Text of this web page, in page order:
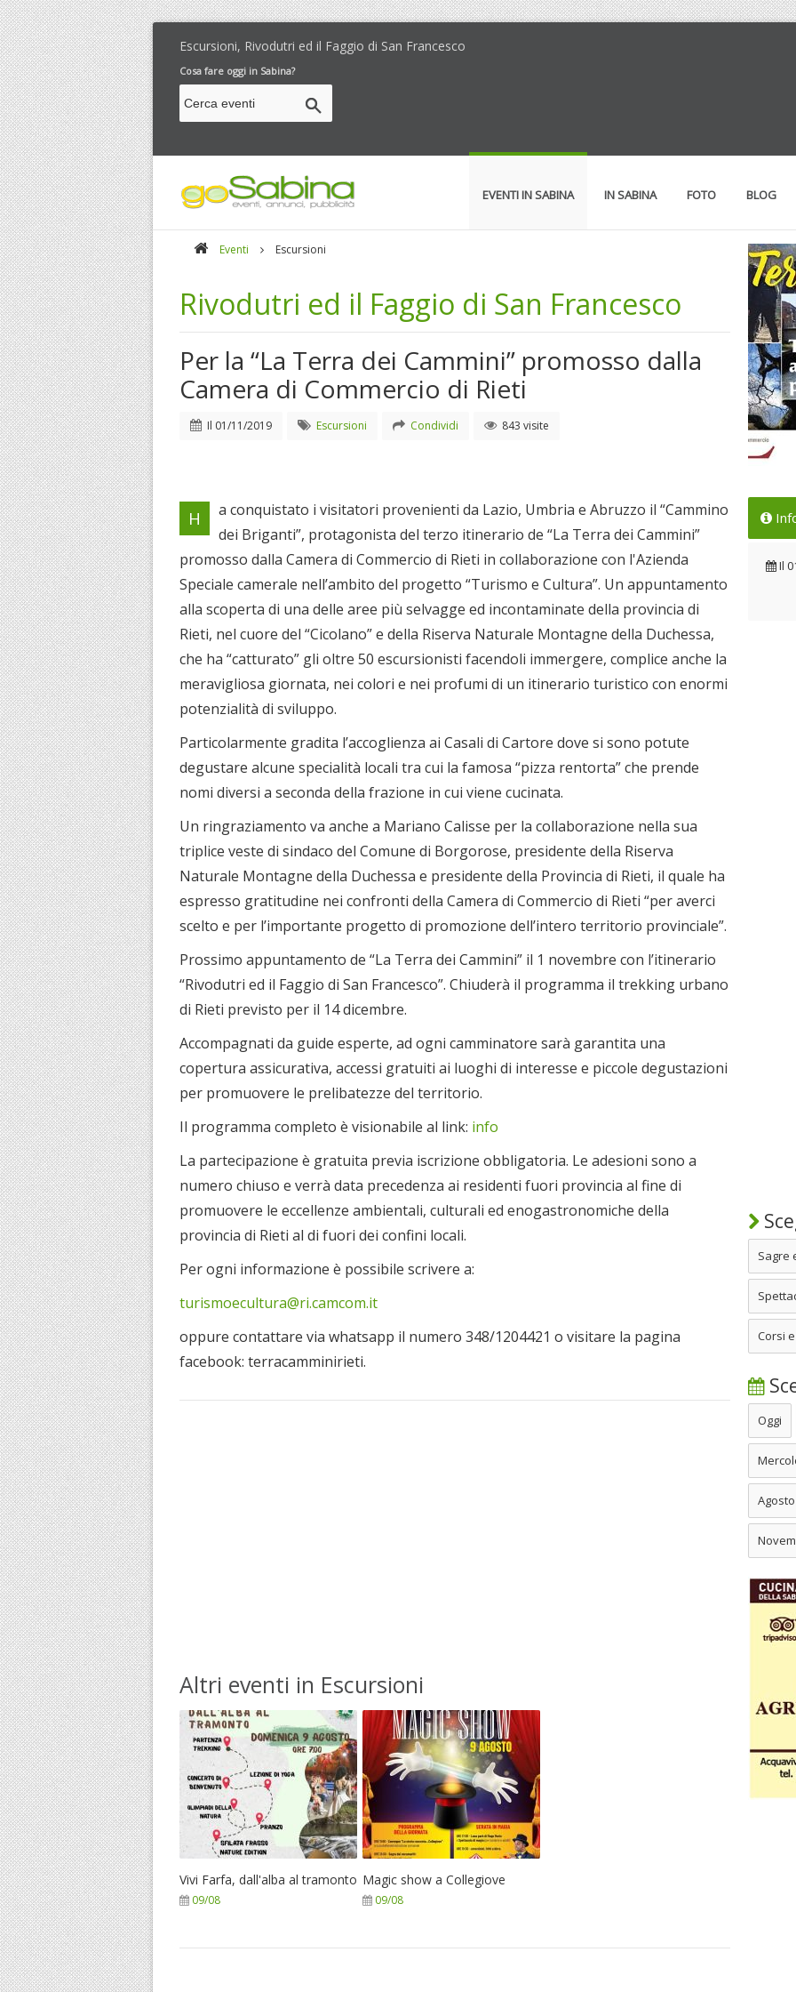
Escursioni, Rivodutri ed il Faggio di San Francesco
Cosa fare oggi in Sabina?
EVENTI IN SABINA IN SABINA FOTO BLOG
Eventi Escursioni
Rivodutri ed il Faggio di San Francesco
Per la “La Terra dei Cammini” promosso dalla
Camera di Commercio di Rieti
Il 01/11/2019 Escursioni Condividi 843 visite
Il
H
a conquistato i visitatori provenienti da Lazio, Umbria e Abruzzo il “Cammino
dei Briganti”, protagonista del terzo itinerario de “La Terra dei Cammini”
promosso dalla Camera di Commercio di Rieti in collaborazione con l'Azienda
Speciale camerale nell’ambito del progetto “Turismo e Cultura”. Un appuntamento
alla scoperta di una delle aree più selvagge ed incontaminate della provincia di
Rieti, nel cuore del “Cicolano” e della Riserva Naturale Montagne della Duchessa,
che ha “catturato” gli oltre 50 escursionisti facendoli immergere, complice anche la
meravigliosa giornata, nei colori e nei profumi di un itinerario turistico con enormi
potenzialità di sviluppo.
Particolarmente gradita l’accoglienza ai Casali di Cartore dove si sono potute
degustare alcune specialità locali tra cui la famosa “pizza rentorta” che prende
nomi diversi a seconda della frazione in cui viene cucinata.
Un ringraziamento va anche a Mariano Calisse per la collaborazione nella sua
triplice veste di sindaco del Comune di Borgorose, presidente della Riserva
Naturale Montagne della Duchessa e presidente della Provincia di Rieti, il quale ha
espresso gratitudine nei confronti della Camera di Commercio di Rieti “per averci
scelto e per l’importante progetto di promozione dell’intero territorio provinciale”.
Prossimo appuntamento de “La Terra dei Cammini” il 1 novembre con l’itinerario
“Rivodutri ed il Faggio di San Francesco”. Chiuderà il programma il trekking urbano
di Rieti previsto per il 14 dicembre.
Accompagnati da guide esperte, ad ogni camminatore sarà garantita una
copertura assicurativa, accessi gratuiti ai luoghi di interesse e piccole degustazioni
per promuovere le prelibatezze del territorio.
Il programma completo è visionabile al link: info
La partecipazione è gratuita previa iscrizione obbligatoria. Le adesioni sono a
numero chiuso e verrà data precedenza ai residenti fuori provincia al fine di
promuovere le eccellenze ambientali, culturali ed enogastronomiche della
provincia di Rieti al di fuori dei confini locali.
Per ogni informazione è possibile scrivere a:
turismoecultura@ri.camcom.it
oppure contattare via whatsapp il numero 348/1204421 o visitare la pagina
facebook: terracamminirieti.
Altri eventi in Escursioni
Vivi Farfa, dall'alba al tramonto
09/08
Magic show a Collegiove
09/08
Il
Sagre
Corsi
Oggi
Agosto